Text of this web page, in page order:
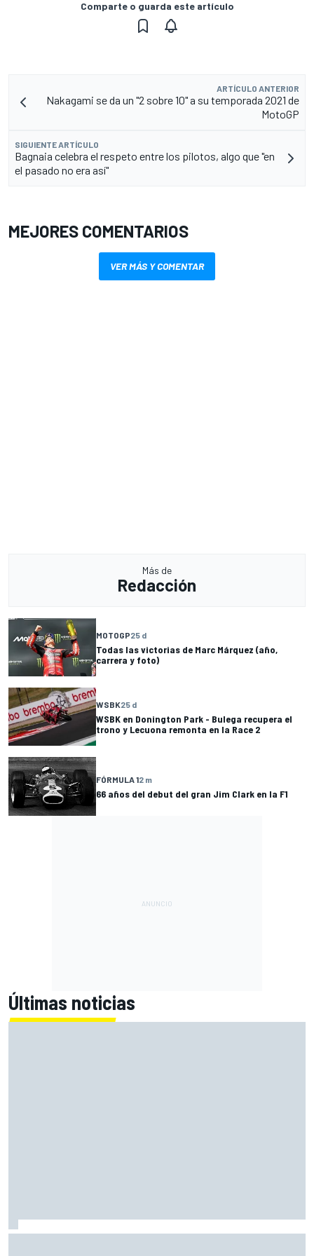
Comparte o guarda este artículo
ARTÍCULO ANTERIOR
Nakagami se da un "2 sobre 10" a su temporada 2021 de
MotoGP
SIGUIENTE ARTÍCULO
Bagnaia celebra el respeto entre los pilotos, algo que "en
el pasado no era así"
MEJORES COMENTARIOS
VER MÁS Y COMENTAR
Más de
Redacción
MOTOGP25 d
Todas las victorias de Marc Márquez (año,
carrera y foto)
WSBK25 d
WSBK en Donington Park - Bulega recupera el
trono y Lecuona remonta en la Race 2
FÓRMULA 12 m
66 años del debut del gran Jim Clark en la F1
Últimas noticias